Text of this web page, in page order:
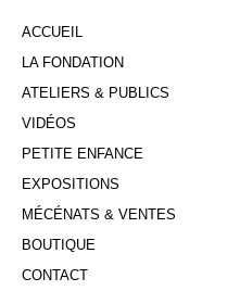
ACCUEIL
LA FONDATION
ATELIERS & PUBLICS
VIDÉOS
PETITE ENFANCE
EXPOSITIONS
MÉCÉNATS & VENTES
BOUTIQUE
CONTACT